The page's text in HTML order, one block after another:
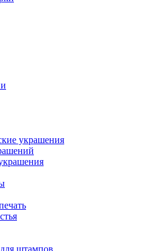
украшения
штампов